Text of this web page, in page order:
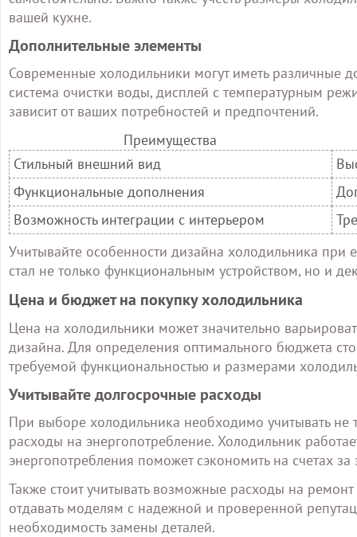
вашей кухне.
Дополнительные элементы
Современные холодильники могут иметь различные
система очистки воды, дисплей с температурным
зависит от ваших потребностей и предпочтений.
Преимущества
Стильный внешний вид
Функциональные дополнения
Возможность интеграции с интерьером
Учитывайте особенности дизайна холодильника
стал не только функциональным устройством, но и
Цена и бюджет на покупку холодильника
Цена на холодильники может значительно
дизайна. Для определения оптимального бюджета
требуемой функциональностью и размерами
Учитывайте долгосрочные расходы
При выборе холодильника необходимо учитывать не
расходы на энергопотребление. Холодильник
энергопотребления поможет сэкономить на счетах
Также стоит учитывать возможные расходы на
отдавать моделям с надежной и проверенной
необходимость замены деталей.